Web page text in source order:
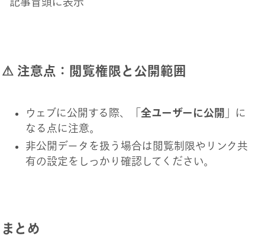
⚠ 注意点：閲覧権限と公開範囲
ウェブに公開する際、「 全ユーザーに公開
」に
なる点に注意。
非公開データを扱う場合は閲覧制限やリンク共
有の設定をしっかり確認してください。
まとめ